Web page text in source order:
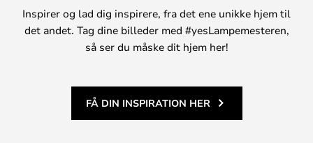
Inspirer og lad dig inspirere, fra det ene unikke hjem til
det andet. Tag dine billeder med #yesLampemesteren,
så ser du måske dit hjem her!
FÅ DIN INSPIRATION HER